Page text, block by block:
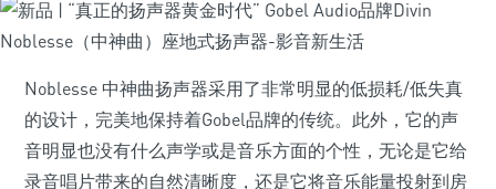
Noblesse 中神曲扬声器采用了非常明显的低损耗/低失真
的设计，完美地保持着Gobel品牌的传统。此外，它的声
音明显也没有什么声学或是音乐方面的个性，无论是它给
录音唱片带来的自然清晰度，还是它将音乐能量投射到房